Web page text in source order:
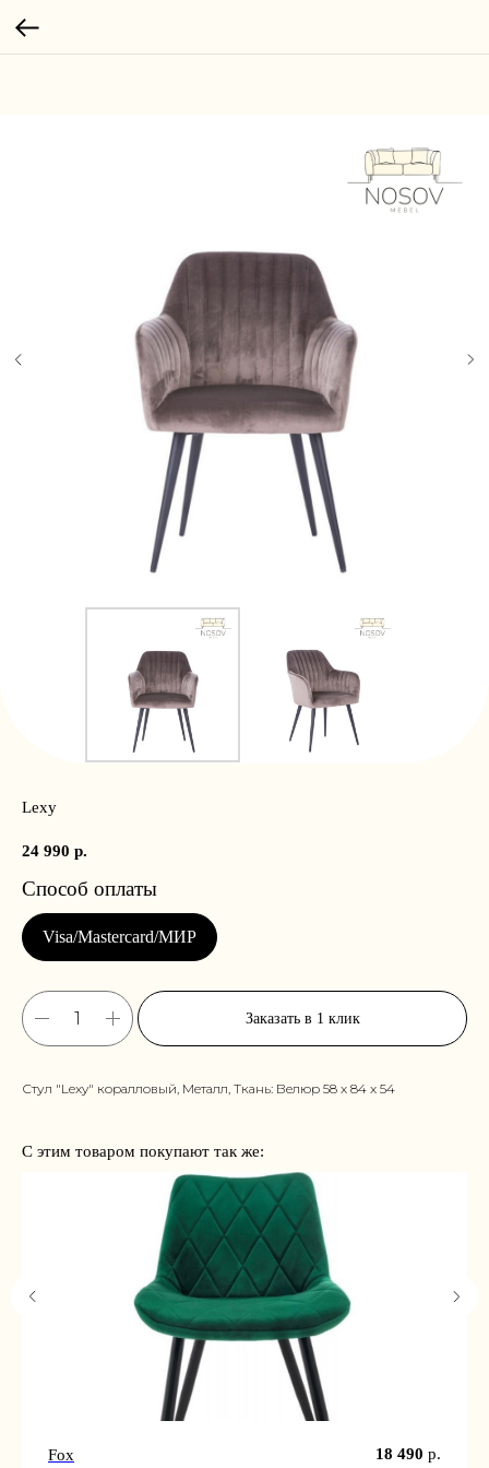
Lexy
24 990 р.
Заказать в 1 клик
Стул "Lexy" коралловый, Металл, Ткань: Велюр 58 x 84 x 54
С этим товаром покупают так же:
Fox 18 490 р.